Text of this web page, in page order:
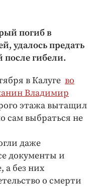
погиб в
удалось предать
после гибели.
в Калуге во
Владимир
этажа вытащил
сам выбраться не
даже
документы и
а без них
о смерти